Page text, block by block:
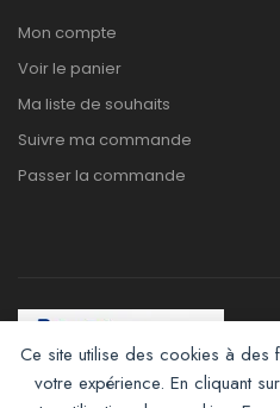
Ce site utilise des cookies à des
votre expérience. En cliquant
Mon compte
Voir le panier
Ma liste de souhaits
Suivre ma commande
Passer la commande
Afroclass eCommerce ©